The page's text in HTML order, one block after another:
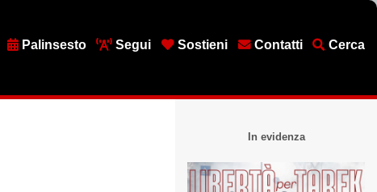
Palinsesto Segui Sostieni Contatti Cerca
In evidenza